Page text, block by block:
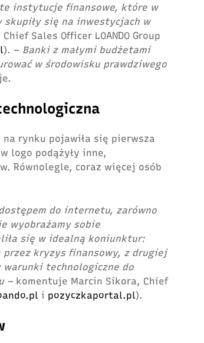
instytucje finansowe, które w
się na inwestycjach w
Sales Officer LOANDO Group
). – Banki z małymi budżetami
w środowisku prawdziwego
na rynku pojawiła się pierwsza
logo podążyły inne,
Równolegle, coraz więcej osób
do internetu, zarówno
wyobrażamy sobie
się w idealną koniunktur:
przez kryzys finansowy, z drugiej
technologiczne do
– komentuje Marcin Sikora, Chief
i pozyczkaportal.pl).